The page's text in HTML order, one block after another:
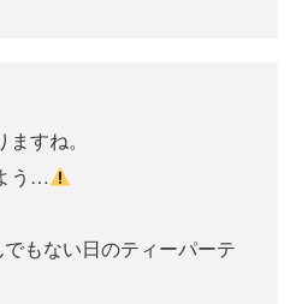
すね。
う…
もない日のティーパーテ